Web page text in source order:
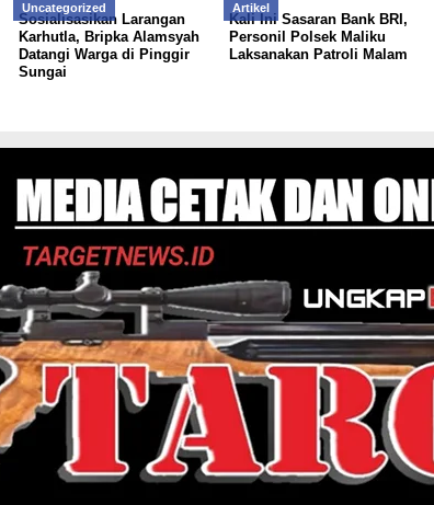
Uncategorized
Sosialisasikan Larangan
Karhutla, Bripka Alamsyah
Datangi Warga di Pinggir
Sungai
Artikel
Kali Ini Sasaran Bank BRI,
Personil Polsek Maliku
Laksanakan Patroli Malam